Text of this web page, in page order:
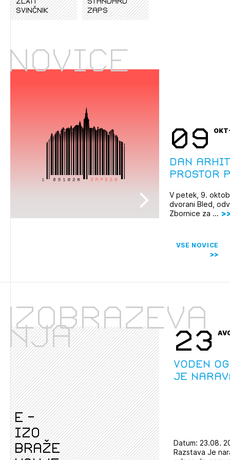
SVINČNIK
zaps
Novice
VSE NOVICE
09
Dan
Prostor
V petek, 9.
dvorani Bled,
Zbornice za ...
Izobraževa
nja
e -
izo
braže
23
Voden
Je
Datum: 23.08.
Razstava Je